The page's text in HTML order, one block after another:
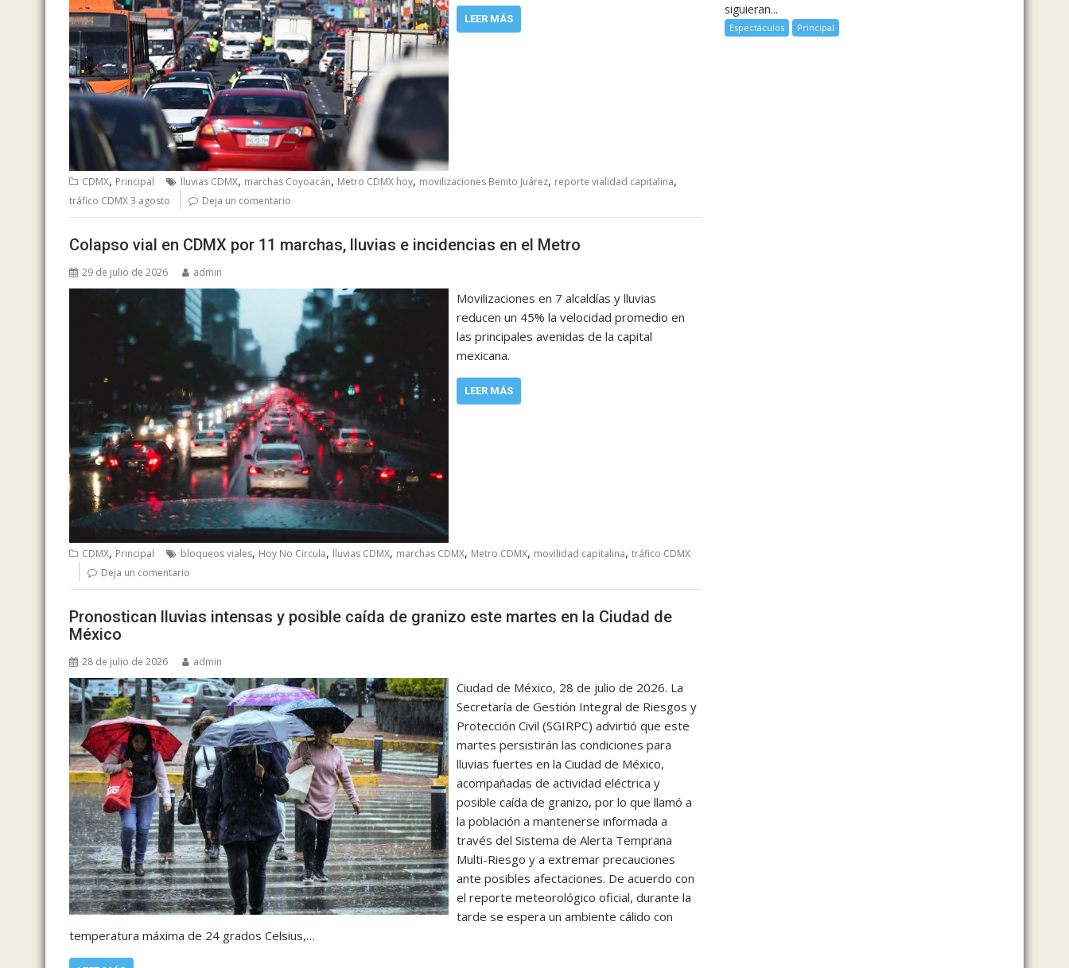
LEER MÁS
CDMX, Principal lluvias CDMX, marchas Coyoacán, Metro CDMX hoy, movilizaciones Benito Juárez, reporte vialidad capitalina,
tráfico CDMX 3 agosto Deja un comentario
Colapso vial en CDMX por 11 marchas, lluvias e incidencias en el Metro
29 de julio de 2026 admin
Movilizaciones en 7 alcaldías y lluvias
reducen un 45% la velocidad promedio en
las principales avenidas de la capital
mexicana.
LEER MÁS
CDMX, Principal bloqueos viales, Hoy No Circula, lluvias CDMX, marchas CDMX, Metro CDMX, movilidad capitalina, tráfico CDMX
Deja un comentario
Pronostican lluvias intensas y posible caída de granizo este martes en la Ciudad de
México
28 de julio de 2026 admin
Ciudad de México, 28 de julio de 2026. La
Secretaría de Gestión Integral de Riesgos y
Protección Civil (SGIRPC) advirtió que este
martes persistirán las condiciones para
lluvias fuertes en la Ciudad de México,
acompañadas de actividad eléctrica y
posible caída de granizo, por lo que llamó a
la población a mantenerse informada a
través del Sistema de Alerta Temprana
Multi-Riesgo y a extremar precauciones
ante posibles afectaciones. De acuerdo con
el reporte meteorológico oficial, durante la
tarde se espera un ambiente cálido con
temperatura máxima de 24 grados Celsius,…
siguieran...
Espectáculos Principal